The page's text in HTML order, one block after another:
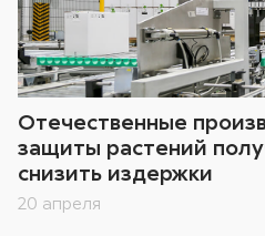
Отечественные
защиты растений
снизить издержки
20 апреля